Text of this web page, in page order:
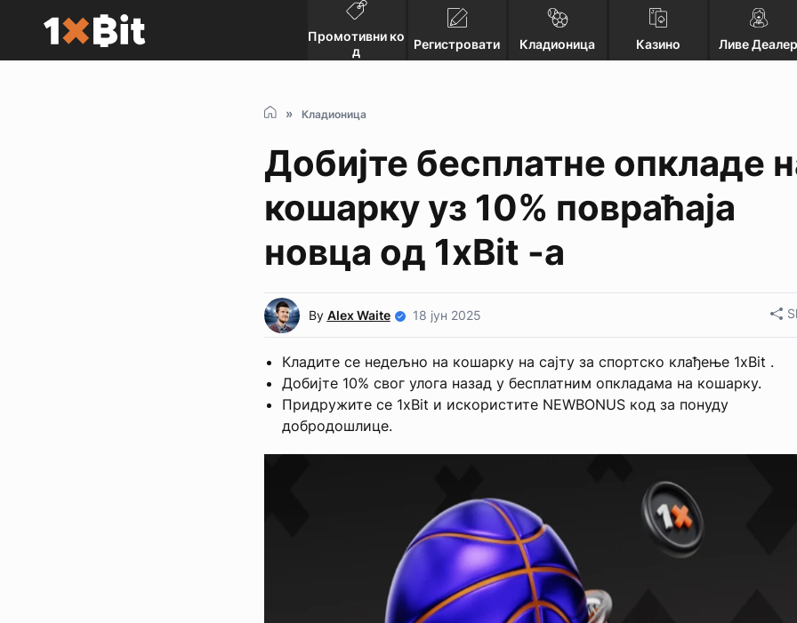
Промотивни ко
д
Регистровати Кладионица Казино Ливе Деалер
Кладионица
Добијте бесплатне опкладе
кошарку уз 10% повраћаја
новца од 1xBit -а
By Alex Waite 18 јун 2025
Кладите се недељно на кошарку на сајту за спортско клађење 1xBit .
Добијте 10% свог улога назад у бесплатним опкладама на кошарку.
Придружите се 1xBit и искористите NEWBONUS код за понуду
добродошлице.